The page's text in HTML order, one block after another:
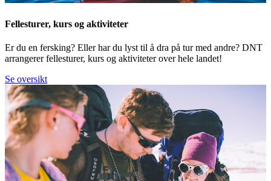
Fellesturer, kurs og aktiviteter
Er du en fersking? Eller har du lyst til å dra på tur med andre? DNT
arrangerer fellesturer, kurs og aktiviteter over hele landet!
Se oversikt